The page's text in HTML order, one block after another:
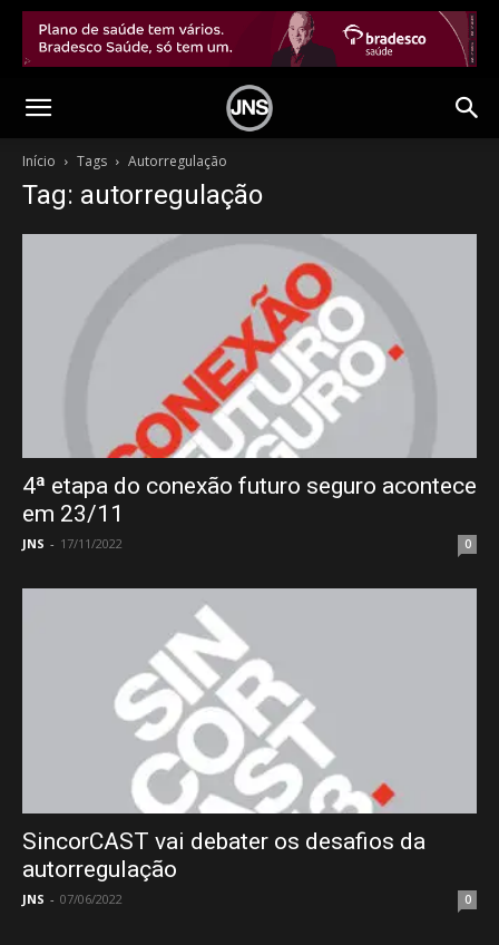
Início Tags Autorregulação
Tag: autorregulação
4ª etapa do conexão futuro seguro acontece
em 23/11
JNS - 17/11/2022 0
SincorCAST vai debater os desafios da
autorregulação
JNS - 07/06/2022 0